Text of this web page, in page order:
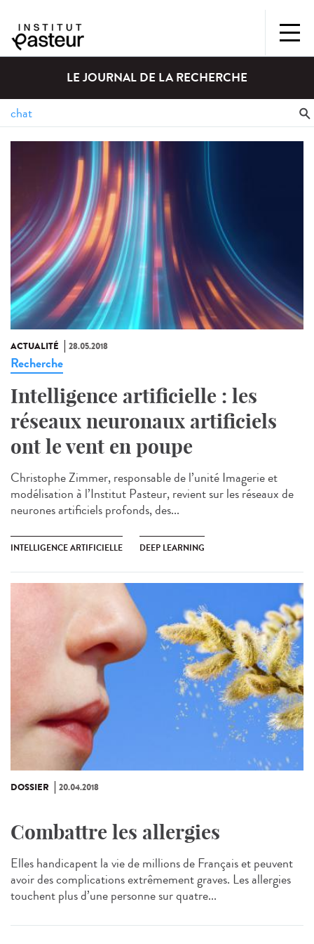
LE JOURNAL DE LA RECHERCHE
ACTUALITÉ 28.05.2018
Recherche
Intelligence artificielle : les
réseaux neuronaux artificiels
ont le vent en poupe
Christophe Zimmer, responsable de l’unité Imagerie et
modélisation à l’Institut Pasteur, revient sur les réseaux de
neurones artificiels profonds, des...
INTELLIGENCE ARTIFICIELLE DEEP LEARNING
DOSSIER 20.04.2018
Combattre les allergies
Elles handicapent la vie de millions de Français et peuvent
avoir des complications extrêmement graves. Les allergies
touchent plus d’une personne sur quatre...